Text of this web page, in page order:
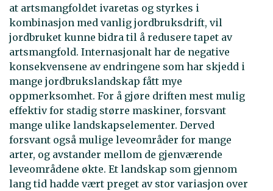
at artsmangfoldet ivaretas og styrkes i
kombinasjon med vanlig jordbruksdrift, vil
jordbruket kunne bidra til å redusere tapet av
artsmangfold. Internasjonalt har de negative
konsekvensene av endringene som har skjedd i
mange jordbrukslandskap fått mye
oppmerksomhet. For å gjøre driften mest mulig
effektiv for stadig større maskiner, forsvant
mange ulike landskapselementer. Derved
forsvant også mulige leveområder for mange
arter, og avstander mellom de gjenværende
leveområdene økte. Et landskap som gjennom
lang tid hadde vært preget av stor variasjon over